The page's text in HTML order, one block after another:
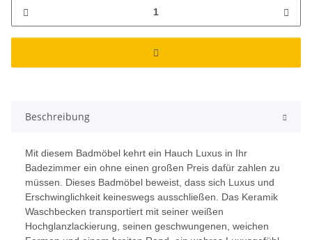
Beschreibung
Mit diesem Badmöbel kehrt ein Hauch Luxus in Ihr
Badezimmer ein ohne einen großen Preis dafür zahlen zu
müssen. Dieses Badmöbel beweist, dass sich Luxus und
Erschwinglichkeit keineswegs ausschließen. Das Keramik
Waschbecken transportiert mit seiner weißen
Hochglanzlackierung, seinen geschwungenen, weichen